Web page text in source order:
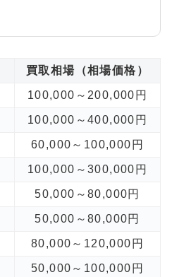
買取相場（相場価格）
100,000～200,000円
100,000～400,000円
60,000～100,000円
100,000～300,000円
50,000～80,000円
50,000～80,000円
80,000～120,000円
50,000～100,000円